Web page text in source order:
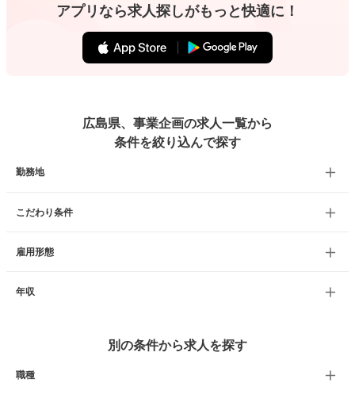
アプリなら求人探しがもっと快適に！
広島県、事業企画の求人一覧から
条件を絞り込んで探す
勤務地
こだわり条件
雇用形態
年収
別の条件から求人を探す
職種